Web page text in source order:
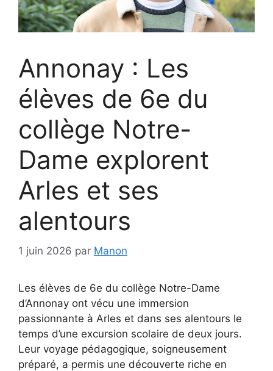
Annonay : Les
élèves de 6e du
collège Notre-
Dame explorent
Arles et ses
alentours
1 juin 2026 par Manon
Les élèves de 6e du collège Notre-Dame
d’Annonay ont vécu une immersion
passionnante à Arles et dans ses alentours le
temps d’une excursion scolaire de deux jours.
Leur voyage pédagogique, soigneusement
préparé, a permis une découverte riche en